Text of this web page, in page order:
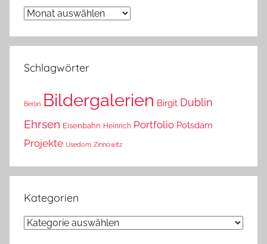
Wann
das?
Schlagwörter
Berlin Bildergalerien Birgit Dublin
Ehrsen Eisenbahn Heinrich Portfolio Potsdam
Projekte Usedom Zinnowitz
Kategorien
Kategorien